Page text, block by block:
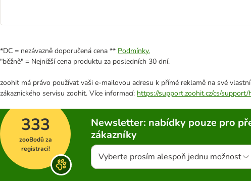
*DC = nezávazně doporučená cena ** Podmínky.
"běžně" = Nejnižší cena produktu za posledních 30 dní.
zoohit má právo používat vaši e-mailovou adresu k přímé reklamě na své
zákaznického servisu zoohit. Více informací: https://support.zoohit.cz/cs/support/
333
zooBodů za
registraci!
Newsletter: nabídky pouze pro
zákazníky
Vyberte prosím alespoň jednu možnost